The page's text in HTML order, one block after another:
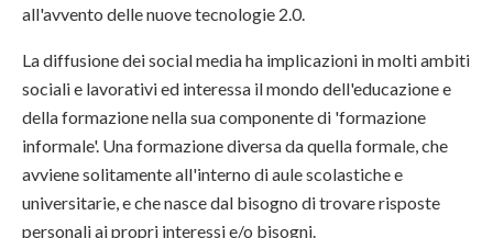
all'avvento delle nuove tecnologie 2.0.
La diffusione dei social media ha implicazioni in molti ambiti
sociali e lavorativi ed interessa il mondo dell'educazione e
della formazione nella sua componente di 'formazione
informale'. Una formazione diversa da quella formale, che
avviene solitamente all'interno di aule scolastiche e
universitarie, e che nasce dal bisogno di trovare risposte
personali ai propri interessi e/o bisogni.